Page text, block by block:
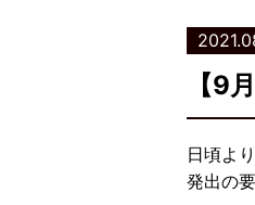
【9
日頃よ
発出の